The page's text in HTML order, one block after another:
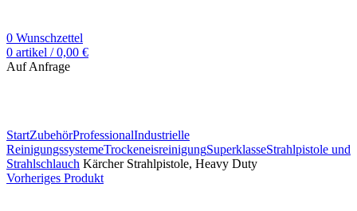
0 Wunschzettel
0 artikel / 0,00 €
Auf Anfrage
StartZubehörProfessionalIndustrielle
ReinigungssystemeTrockeneisreinigungSuperklasseStrahlpistole und
Strahlschlauch Kärcher Strahlpistole, Heavy Duty
Vorheriges Produkt